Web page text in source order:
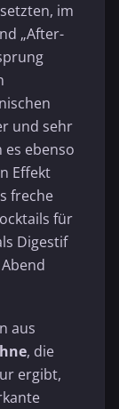
im
„After-
und sehr
ebenso
Effekt
freche
für
Digestif
aus
, die
ergibt,